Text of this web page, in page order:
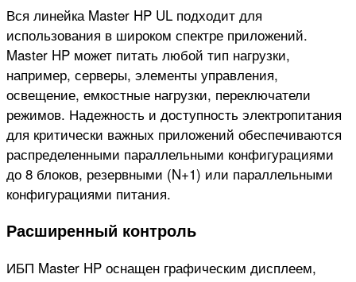
Вся линейка Master HP UL подходит для
использования в широком спектре приложений.
Master HP может питать любой тип нагрузки,
например, серверы, элементы управления,
освещение, емкостные нагрузки, переключатели
режимов. Надежность и доступность электропитания
для критически важных приложений обеспечиваются
распределенными параллельными конфигурациями
до 8 блоков, резервными (N+1) или параллельными
конфигурациями питания.
Расширенный контроль
​ИБП Master HP оснащен графическим дисплеем,